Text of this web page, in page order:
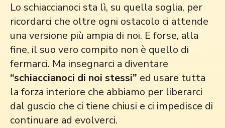
Lo schiaccianoci sta lì, su quella soglia, per
ricordarci che oltre ogni ostacolo ci attende
una versione più ampia di noi. E forse, alla
fine, il suo vero compito non è quello di
fermarci. Ma insegnarci a diventare
“schiaccianoci di noi stessi” ed usare tutta
la forza interiore che abbiamo per liberarci
dal guscio che ci tiene chiusi e ci impedisce di
continuare ad evolverci.